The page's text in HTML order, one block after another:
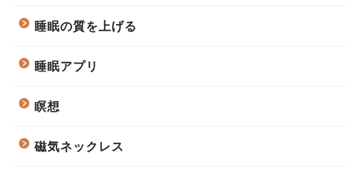
睡眠の質を上げる
睡眠アプリ
瞑想
磁気ネックレス